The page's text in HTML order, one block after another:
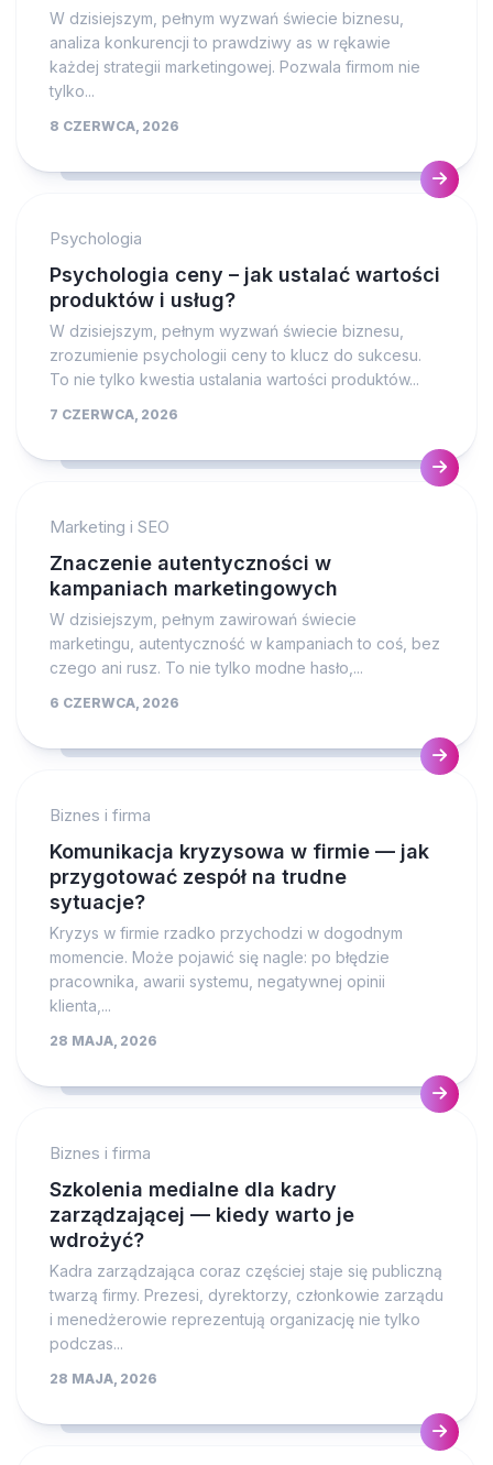
W dzisiejszym, pełnym wyzwań świecie biznesu,
analiza konkurencji to prawdziwy as w rękawie
każdej strategii marketingowej. Pozwala firmom nie
tylko...
8 CZERWCA, 2026
Psychologia
Psychologia ceny – jak ustalać wartości
produktów i usług?
W dzisiejszym, pełnym wyzwań świecie biznesu,
zrozumienie psychologii ceny to klucz do sukcesu.
To nie tylko kwestia ustalania wartości produktów...
7 CZERWCA, 2026
Marketing i SEO
Znaczenie autentyczności w
kampaniach marketingowych
W dzisiejszym, pełnym zawirowań świecie
marketingu, autentyczność w kampaniach to coś, bez
czego ani rusz. To nie tylko modne hasło,...
6 CZERWCA, 2026
Biznes i firma
Komunikacja kryzysowa w firmie — jak
przygotować zespół na trudne
sytuacje?
Kryzys w firmie rzadko przychodzi w dogodnym
momencie. Może pojawić się nagle: po błędzie
pracownika, awarii systemu, negatywnej opinii
klienta,...
28 MAJA, 2026
Biznes i firma
Szkolenia medialne dla kadry
zarządzającej — kiedy warto je
wdrożyć?
Kadra zarządzająca coraz częściej staje się publiczną
twarzą firmy. Prezesi, dyrektorzy, członkowie zarządu
i menedżerowie reprezentują organizację nie tylko
podczas...
28 MAJA, 2026